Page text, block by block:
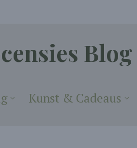
Blog
Kunst & Cadeaus